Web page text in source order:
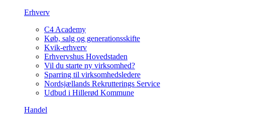
Erhverv
C4 Academy
Køb, salg og generationsskifte
Kvik-erhverv
Erhvervshus Hovedstaden
Vil du starte ny virksomhed?
Sparring til virksomhedsledere
Nordsjællands Rekrutterings Service
Udbud i Hillerød Kommune
Handel